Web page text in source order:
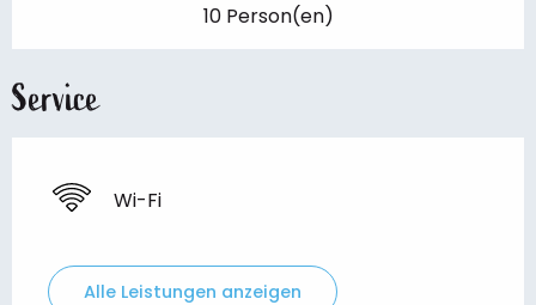
10 Person(en)
Service
Wi-Fi
Alle Leistungen anzeigen